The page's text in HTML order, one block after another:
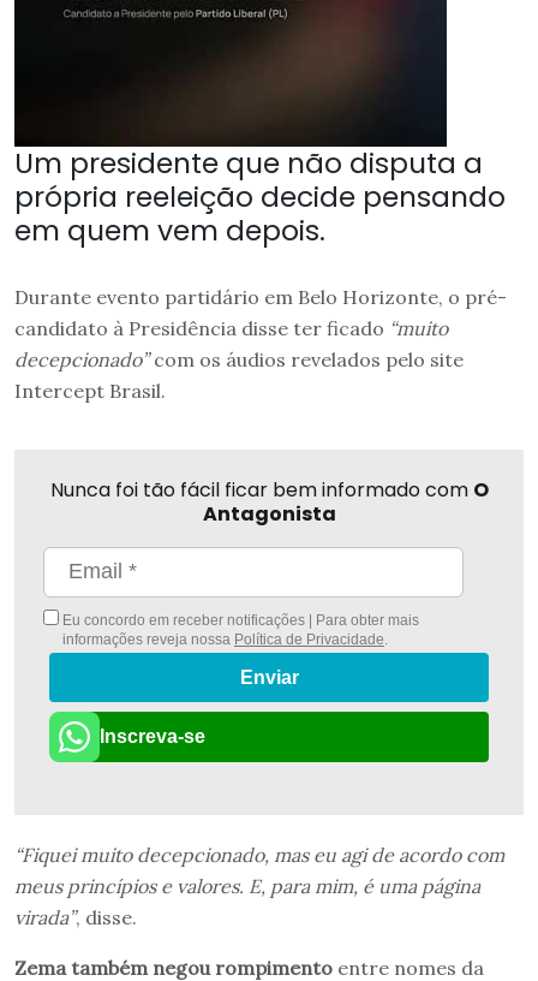
Um presidente que não disputa a
própria reeleição decide pensando
em quem vem depois.
Durante evento partidário em Belo Horizonte, o pré-
candidato à Presidência disse ter ficado “muito
decepcionado”com os áudios revelados pelo site
Intercept Brasil.
Nunca foi tão fácil ficar bem informado com O
Antagonista
Eu concordo em receber notificações | Para obter mais
informações reveja nossa Política de Privacidade
Enviar
Inscreva-se
“Fiquei muito decepcionado, mas eu agi de acordo com
meus princípios e valores. E, para mim, é uma página
virada”, disse.
Zema também negou rompimento entre nomes da